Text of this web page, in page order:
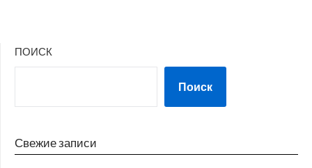
ПОИСК
Поиск
Свежие записи